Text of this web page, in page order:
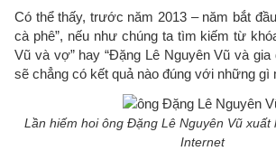
Có thể thấy, trước năm 2013 – năm bắt
cà phê”, nếu như chúng ta tìm kiếm từ
Vũ và vợ” hay “Đặng Lê Nguyên Vũ và gia
sẽ chẳng có kết quả nào đúng với những gì
Lần hiếm hoi ông ​Đặng Lê Nguyên Vũ xuất
Internet